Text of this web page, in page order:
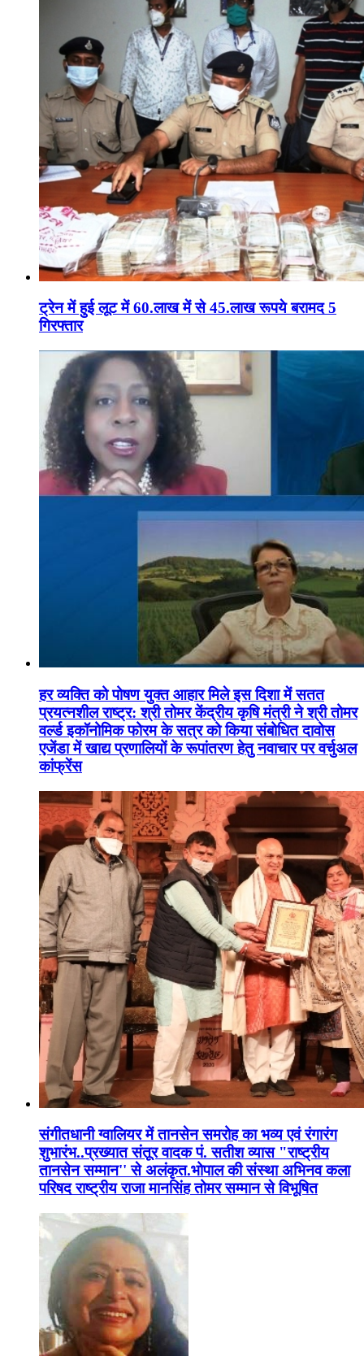
ट्रेन में हुई लूट में 60.लाख में से 45.लाख रूपये बरामद 5
गिरफ्तार
हर व्यक्ति को पोषण युक्त आहार मिले इस दिशा में सतत
प्रयत्नशील राष्ट्र: श्री तोमर केंद्रीय कृषि मंत्री ने श्री तोमर
वर्ल्ड इकॉनोमिक फोरम के सत्र को किया संबोधित दावोस
एजेंडा में खाद्य प्रणालियों के रूपांतरण हेतु नवाचार पर वर्चुअल
कांफ्रेंस
संगीतधानी ग्वालियर में तानसेन समरोह का भव्य एवं रंगारंग
शुभारंभ..प्रख्यात संतूर वादक पं. सतीश व्यास "राष्ट्रीय
तानसेन सम्मान'' से अलंकृत.भोपाल की संस्था अभिनव कला
परिषद राष्ट्रीय राजा मानसिंह तोमर सम्मान से विभूषित